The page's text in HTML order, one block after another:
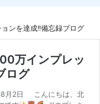
ンを達成‼備忘録ブログ